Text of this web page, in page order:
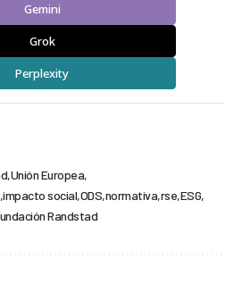
Gemini
Grok
Perplexity
Unión Europea
impacto social ODS normativa rse ESG
Randstad